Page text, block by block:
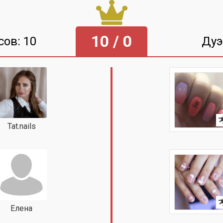
10 10 / 0
Tat.nails
Елена